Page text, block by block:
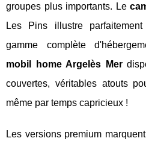
groupes plus importants. Le
Les Pins illustre
gamme complète
mobil home Argelès Mer
couvertes, véritables atouts
même par temps capricieux !
Les versions premium